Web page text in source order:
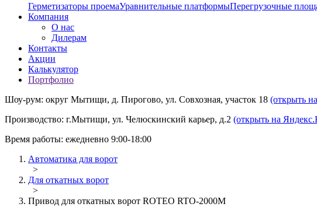
Герметизаторы проемаУравнительные платформыПерегрузочные
Компания
О нас
Дилерам
Контакты
Акции
Калькулятор
Портфолио
Шоу-рум: округ Мытищи, д. Пирогово, ул. Совхозная, участок 18 (открыть
Производство: г.Мытищи, ул. Челюскинский карьер, д.2 (открыть на
Время работы: ежедневно 9:00-18:00
Автоматика для ворот
>
Для откатных ворот
>
Привод для откатных ворот ROTEO RTО-2000M